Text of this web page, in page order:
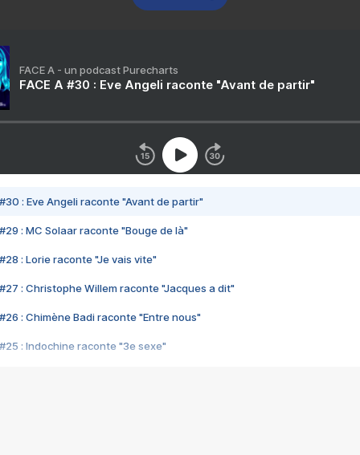
FACE A - un podcast Purecharts
FACE A #30 : Eve Angeli raconte "Avant de partir"
#30 : Eve Angeli raconte "Avant de partir"
#29 : MC Solaar raconte "Bouge de là"
#28 : Lorie raconte "Je vais vite"
#27 : Christophe Willem raconte "Jacques a dit"
#26 : Chimène Badi raconte "Entre nous"
#25 : Indochine raconte "3e sexe"